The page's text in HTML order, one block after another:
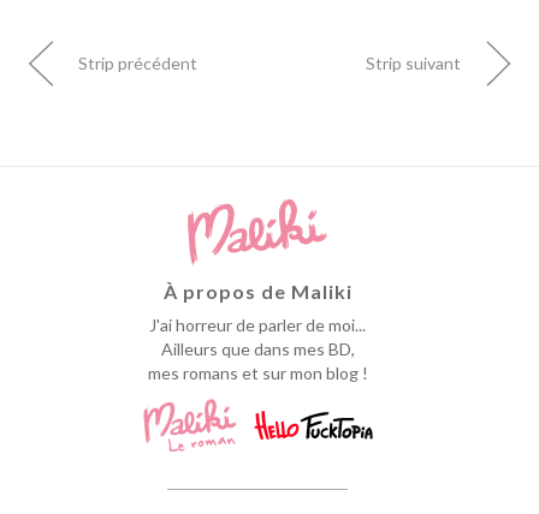
Strip précédent Strip suivant
À propos de Maliki
J'ai horreur de parler de moi...
Ailleurs que dans mes BD,
mes romans et sur mon blog !